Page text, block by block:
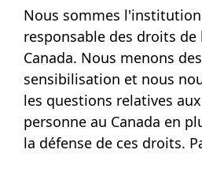
Nous sommes
responsable des droits de
Canada. Nous menons
sensibilisation et nous
les questions relatives
personne au Canada en
la défense de ces droits.